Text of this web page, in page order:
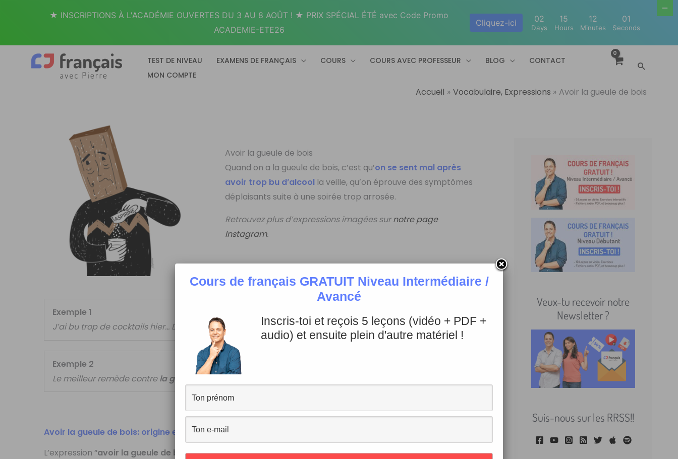
TEST DE NIVEAU EXAMENS DE FRANÇAIS COURS COURS AVEC PROFESSEUR BLOG
CONTACT
MON COMPTE
Accueil Vocabulaire, Expressions Avoir la gueule de bois
Avoir la gueule de bois
Quand on a la gueule de bois, c’est qu’on se sent mal après
avoir trop bu d’alcool la veille, qu’on éprouve des symptômes
déplaisants suite à une soirée trop arrosée.
Retrouvez plus d’expressions imagées surnotre page
Instagram.
Exemple 1
J’ai bu trop de cocktails hier… Du coup, aujourd’hui, j’ ai la gueule de bois…
Exemple 2
Le meilleur remède contrela gueule de bois
Avoir la gueule de bois: origine et explications
L’expression “avoir la gueule de bois” date du XVIIIe siècle. Elle permettait de décrire une des sensations dues à
Veux-tu recevoir notre
Newsletter ?
Suis-nous sur les RRSS!!
Cours de français GRATUIT Niveau Intermédiaire /
Avancé
Inscris-toi et reçois 5 leçons (vidéo + PDF +
audio) et ensuite plein d'autre matériel !
★ INSCRIPTIONS À L'ACADÉMIE OUVERTES DU 3 AU 8 AOÛT ! ★ PRIX SPÉCIAL ÉTÉ avec Code Promo
ACADEMIE-ETE26
Cliquez-ici 02
Days
15
Hours
12
Minutes
01
Seconds